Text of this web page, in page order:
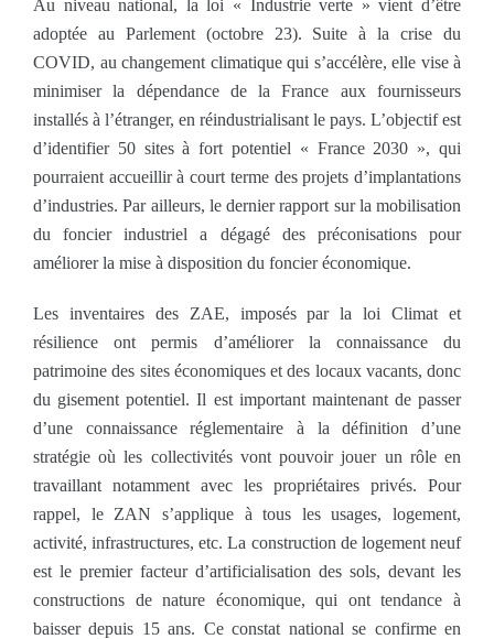
Au niveau national, la loi « Industrie verte » vient d’être
adoptée au Parlement (octobre 23). Suite à la crise du
COVID, au changement climatique qui s’accélère, elle vise à
minimiser la dépendance de la France aux fournisseurs
installés à l’étranger, en réindustrialisant le pays. L’objectif est
d’identifier 50 sites à fort potentiel « France 2030 », qui
pourraient accueillir à court terme des projets d’implantations
d’industries. Par ailleurs, le dernier rapport sur la mobilisation
du foncier industriel a dégagé des préconisations pour
améliorer la mise à disposition du foncier économique.
Les inventaires des ZAE, imposés par la loi Climat et
résilience ont permis d’améliorer la connaissance du
patrimoine des sites économiques et des locaux vacants, donc
du gisement potentiel. Il est important maintenant de passer
d’une connaissance réglementaire à la définition d’une
stratégie où les collectivités vont pouvoir jouer un rôle en
travaillant notamment avec les propriétaires privés. Pour
rappel, le ZAN s’applique à tous les usages, logement,
activité, infrastructures, etc. La construction de logement neuf
est le premier facteur d’artificialisation des sols, devant les
constructions de nature économique, qui ont tendance à
baisser depuis 15 ans. Ce constat national se confirme en